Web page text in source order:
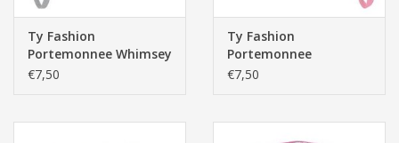
Ty Fashion
Portemonnee Whimsey
de Kat 13cm
€7,50
Ty Fashion
Portemonnee
Diamond Unicorn
€7,50